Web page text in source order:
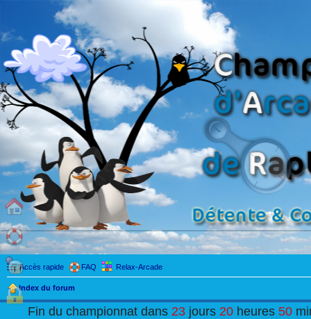
Accès rapide FAQ Relax-Arcade
Index du forum
Fin du championnat dans23 jours20 heures50